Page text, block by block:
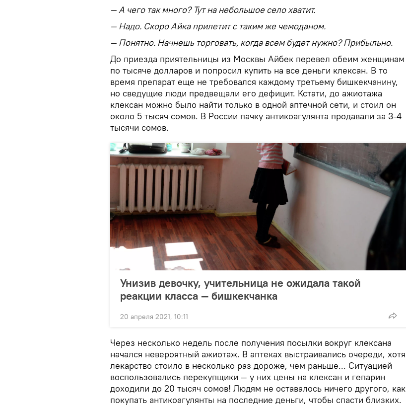
— А чего так много? Тут на небольшое село хватит.
— Надо. Скоро Айка прилетит с таким же чемоданом.
— Понятно. Начнешь торговать, когда всем будет нужно? Прибыльно.
До приезда приятельницы из Москвы Айбек перевел обеим женщинам
по тысяче долларов и попросил купить на все деньги клексан. В то
время препарат еще не требовался каждому третьему бишкекчанину,
но сведущие люди предвещали его дефицит. Кстати, до ажиотажа
клексан можно было найти только в одной аптечной сети, и стоил он
около 5 тысяч сомов. В России пачку антикоагулянта продавали за 3-4
тысячи сомов.
Унизив девочку, учительница не ожидала такой
реакции класса — бишкекчанка
20 апреля 2021, 10:11
Через несколько недель после получения посылки вокруг клексана
начался невероятный ажиотаж. В аптеках выстраивались очереди, хотя
лекарство стоило в несколько раз дороже, чем раньше... Ситуацией
воспользовались перекупщики — у них цены на клексан и гепарин
доходили до 20 тысяч сомов! Людям не оставалось ничего другого, как
покупать антикоагулянты на последние деньги, чтобы спасти близких.